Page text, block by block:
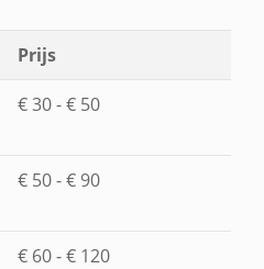
Prijs
€ 30 - € 50
€ 50 - € 90
€ 60 - € 120